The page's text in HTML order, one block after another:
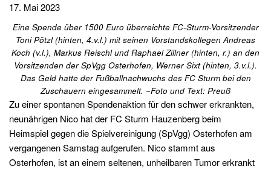
17. Mai 2023
Eine Spende über 1500 Euro überreichte FC-Sturm-Vorsitzender
Toni Pötzl (hinten, 4.v.l.) mit seinen Vorstandskollegen Andreas
Koch (v.l.), Markus Reischl und Raphael Zillner (hinten, r.) an den
Vorsitzenden der SpVgg Osterhofen, Werner Sixt (hinten, 3.v.l.).
Das Geld hatte der Fußballnachwuchs des FC Sturm bei den
Zuschauern eingesammelt. −Foto und Text: Preuß
Zu einer spontanen Spendenaktion für den schwer erkrankten,
neunährigen Nico hat der FC Sturm Hauzenberg beim
Heimspiel gegen die Spielvereinigung (SpVgg) Osterhofen am
vergangenen Samstag aufgerufen. Nico stammt aus
Osterhofen, ist an einem seltenen, unheilbaren Tumor erkrankt